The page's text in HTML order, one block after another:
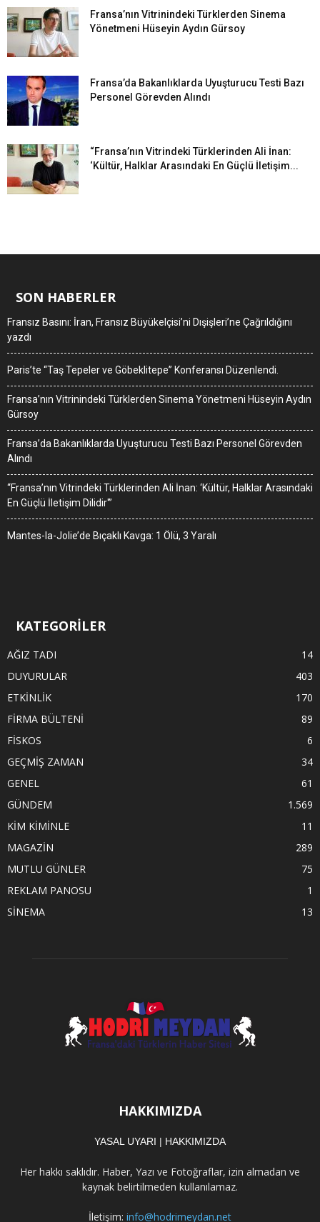
Fransa’nın Vitrinindeki Türklerden Sinema
Yönetmeni Hüseyin Aydın Gürsoy
Fransa’da Bakanlıklarda Uyuşturucu Testi Bazı
Personel Görevden Alındı
“Fransa’nın Vitrindeki Türklerinden Ali İnan:
‘Kültür, Halklar Arasındaki En Güçlü İletişim...
SON HABERLER
Fransız Basını: İran, Fransız Büyükelçisi’ni Dışişleri’ne Çağrıldığını
yazdı
Paris’te “Taş Tepeler ve Göbeklitepe” Konferansı Düzenlendi.
Fransa’nın Vitrinindeki Türklerden Sinema Yönetmeni Hüseyin Aydın
Gürsoy
Fransa’da Bakanlıklarda Uyuşturucu Testi Bazı Personel Görevden
Alındı
“Fransa’nın Vitrindeki Türklerinden Ali İnan: ‘Kültür, Halklar Arasındaki
En Güçlü İletişim Dilidir'”
Mantes-la-Jolie’de Bıçaklı Kavga: 1 Ölü, 3 Yaralı
KATEGORİLER
AĞIZ TADI
14
DUYURULAR
403
ETKİNLİK
170
FİRMA BÜLTENİ
89
FİSKOS
6
GEÇMİŞ ZAMAN
34
GENEL
61
GÜNDEM
1.569
KİM KİMİNLE
11
MAGAZİN
289
MUTLU GÜNLER
75
REKLAM PANOSU
1
SİNEMA
13
HAKKIMIZDA
YASAL UYARI | HAKKIMIZDA
Her hakkı saklıdır. Haber, Yazı ve Fotoğraflar, izin almadan ve
kaynak belirtilmeden kullanılamaz.
İletişim: info@hodrimeydan.net